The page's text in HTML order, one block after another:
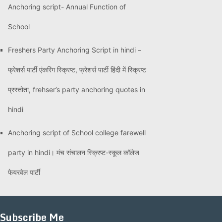
Anchoring script- Annual Function of
School
Freshers Party Anchoring Script in hindi –
फ्रेशर्स पार्टी एंकरिंग स्क्रिप्ट, फ्रेशर्स पार्टी हिंदी में स्क्रिप्ट
प्रस्तोता, frehser’s party anchoring quotes in
hindi
Anchoring script of School college farewell
party in hindi। मंच संचालन स्क्रिप्ट-स्कूल कॉलेज
फेयरवेल पार्टी
Subscribe Me